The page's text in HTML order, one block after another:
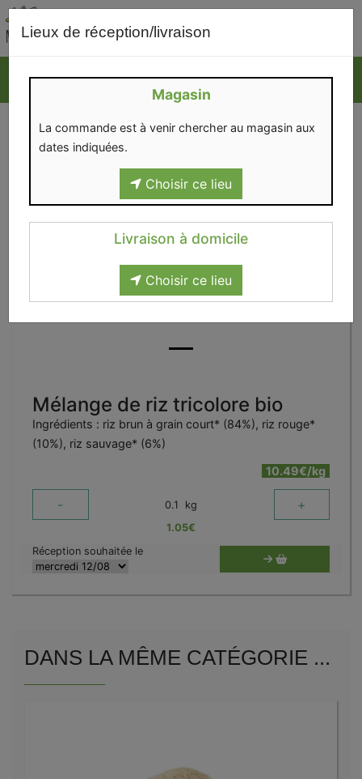
Lieux de réception/livraison
Magasin
La commande est à venir chercher au magasin aux
dates indiquées.
Choisir ce lieu
Livraison à domicile
Choisir ce lieu
Mélange de riz tricolore bio
Ingrédients : riz brun à grain court* (84%), riz rouge*
(10%), riz sauvage* (6%)
10.49€/kg
- 0.1 kg +
1.05€
Réception souhaitée le
DANS LA MÊME CATÉGORIE ...